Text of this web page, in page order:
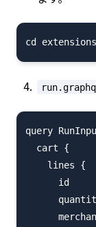
query
  cart {
    lines {
      id